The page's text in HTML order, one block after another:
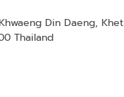
Din Daeng, Khet
Thailand